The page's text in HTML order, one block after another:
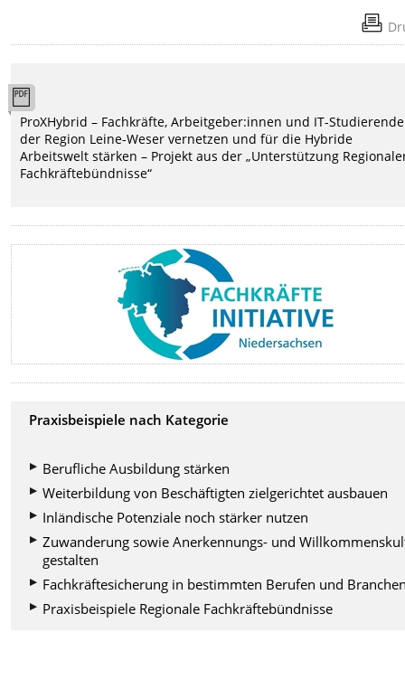
ProXHybrid – Fachkräfte, Arbeitgeber:innen und IT-Studierende
der Region Leine-Weser vernetzen und für die Hybride
Arbeitswelt stärken – Projekt aus der „Unterstützung
Fachkräftebündnisse“
Praxisbeispiele nach Kategorie
Berufliche Ausbildung stärken
Weiterbildung von Beschäftigten zielgerichtet ausbauen
Inländische Potenziale noch stärker nutzen
Zuwanderung sowie Anerkennungs- und
gestalten
Fachkräftesicherung in bestimmten Berufen und
Praxisbeispiele Regionale Fachkräftebündnisse